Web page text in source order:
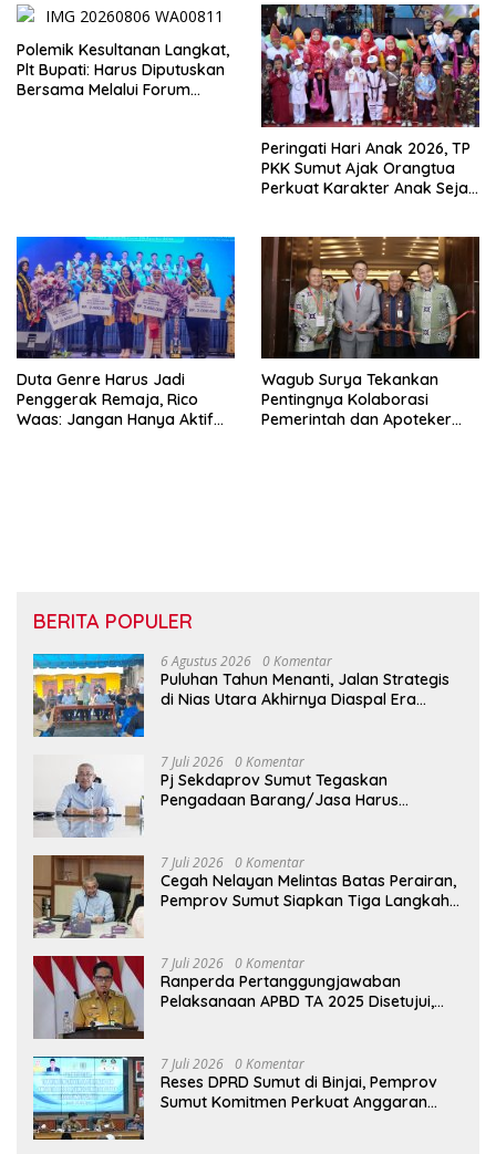
Polemik Kesultanan Langkat,
Plt Bupati: Harus Diputuskan
Bersama Melalui Forum
Peringati Hari Anak 2026, TP
PKK Sumut Ajak Orangtua
Perkuat Karakter Anak Sejak
Duta Genre Harus Jadi
Penggerak Remaja, Rico
Waas: Jangan Hanya Aktif
Wagub Surya Tekankan
Pentingnya Kolaborasi
Pemerintah dan Apoteker
BERITA POPULER
6 Agustus 2026 0 Komentar
Puluhan Tahun Menanti, Jalan Strategis
di Nias Utara Akhirnya Diaspal Era
7 Juli 2026 0 Komentar
Pj Sekdaprov Sumut Tegaskan
Pengadaan Barang/Jasa Harus
7 Juli 2026 0 Komentar
Cegah Nelayan Melintas Batas Perairan,
Pemprov Sumut Siapkan Tiga Langkah
7 Juli 2026 0 Komentar
Ranperda Pertanggungjawaban
Pelaksanaan APBD TA 2025 Disetujui,
7 Juli 2026 0 Komentar
Reses DPRD Sumut di Binjai, Pemprov
Sumut Komitmen Perkuat Anggaran